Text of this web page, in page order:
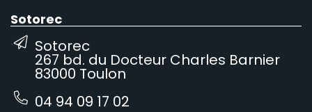
Sotorec
Sotorec
267 bd. du Docteur Charles Barnier
83000 Toulon
04 94 09 17 02